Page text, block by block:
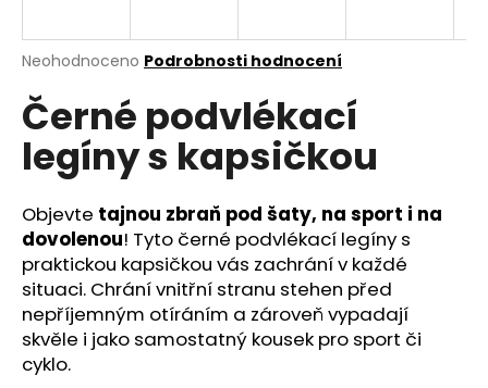
Průměrné
produktu
je
0,0
hvězdiček.
Neohodnoceno Podrobnosti hodnocení
Černé podvlékací
legíny s kapsičkou
Objevte tajnou zbraň pod šaty, na sport i na
dovolenou! Tyto černé podvlékací legíny s
praktickou kapsičkou vás zachrání v každé
situaci. Chrání vnitřní stranu stehen před
nepříjemným otíráním a zároveň vypadají
skvěle i jako samostatný kousek pro sport či
cyklo.
j
t
?
HLEDAT
D
o